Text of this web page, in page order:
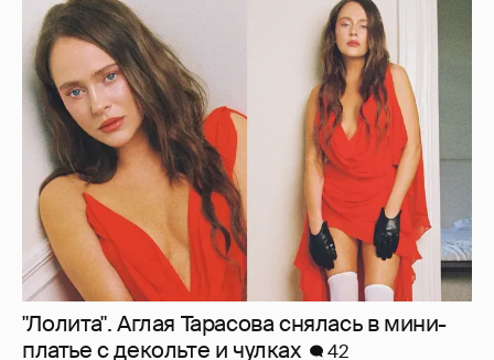
"Лолита". Аглая Тарасова снялась в мини-
платье с декольте и чулках
42